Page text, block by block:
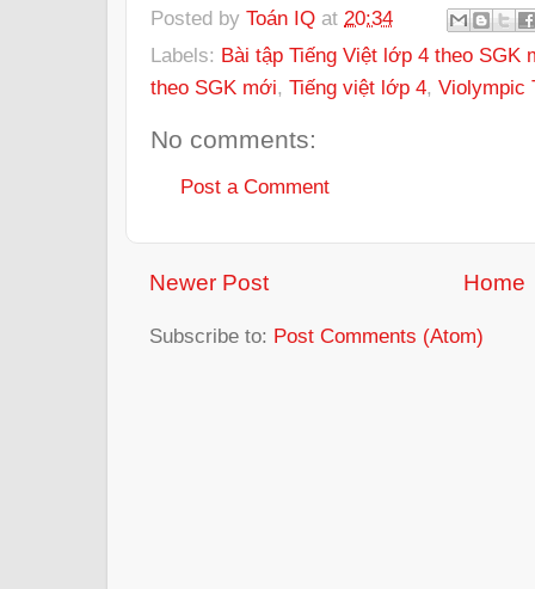
Posted by Toán IQ at 20:34
Labels: Bài tập Tiếng Việt lớp 4 theo SGK
theo SGK mới, Tiếng việt lớp 4, Violympic
No comments:
Post a Comment
Newer Post Home
Subscribe to: Post Comments (Atom)